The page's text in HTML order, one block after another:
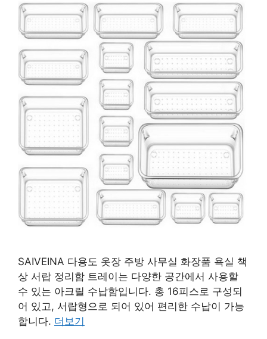
SAIVEINA 다용도 옷장 주방 사무실 화장품 욕실 책
상 서랍 정리함 트레이는 다양한 공간에서 사용할
수 있는 아크릴 수납함입니다. 총 16피스로 구성되
어 있고, 서랍형으로 되어 있어 편리한 수납이 가능
합니다. 더보기